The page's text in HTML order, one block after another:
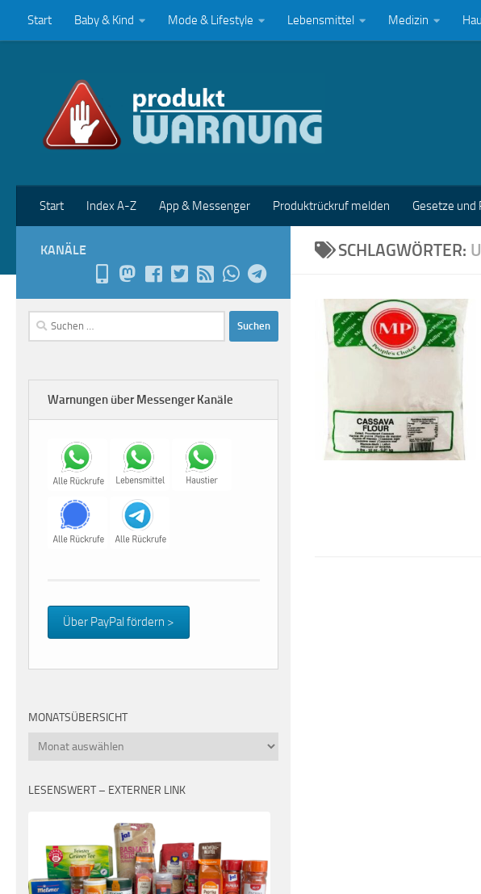
Zum Inhalt springen
Start Baby & Kind Mode & Lifestyle Lebensmittel Medizin
Start Index A-Z App & Messenger Produktrückruf melden Gesetze und
SCHLAGWÖRTER:
KANÄLE
Suchen
nach:
Warnungen über Messenger Kanäle
Über PayPal fördern >
MONATSÜBERSICHT
Monatsübersicht
LESENSWERT – EXTERNER LINK